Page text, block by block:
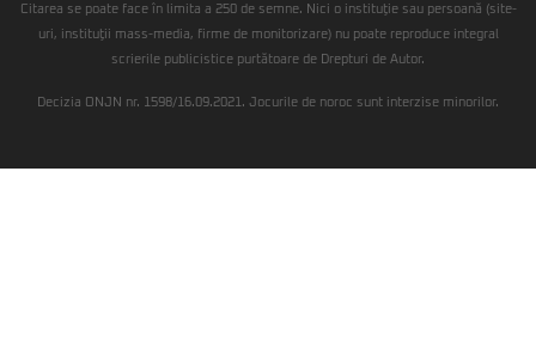
Citarea se poate face în limita a 250 de semne. Nici o instituţie sau persoană (site-
uri, instituţii mass-media, firme de monitorizare) nu poate reproduce integral
scrierile publicistice purtătoare de Drepturi de Autor.
Decizia ONJN nr. 1598/16.09.2021. Jocurile de noroc sunt interzise minorilor.